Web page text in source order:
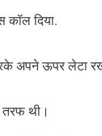
कॉल दिया.
अपने ऊपर लेटा
तरफ थी।